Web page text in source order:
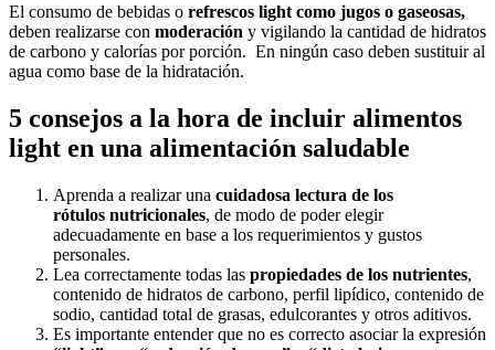
El consumo de bebidas o refrescos light como jugos o gaseosas,
deben realizarse con moderación y vigilando la cantidad de hidratos
de carbono y calorías por porción. En ningún caso deben sustituir al
agua como base de la hidratación.
5 consejos a la hora de incluir alimentos
light en una alimentación saludable
Aprenda a realizar una cuidadosa lectura de los
rótulos nutricionales, de modo de poder elegir
adecuadamente en base a los requerimientos y gustos
personales.
Lea correctamente todas las propiedades de los nutrientes,
contenido de hidratos de carbono, perfil lipídico, contenido de
sodio, cantidad total de grasas, edulcorantes y otros aditivos.
Es importante entender que no es correcto asociar la expresión